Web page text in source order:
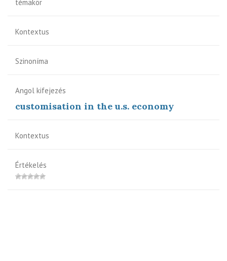
témakör
Kontextus
Szinoníma
Angol kifejezés
customisation in the u.s. economy
Kontextus
Értékelés